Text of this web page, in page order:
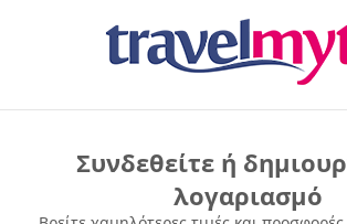
Συνδεθείτε ή
λογαριασμό